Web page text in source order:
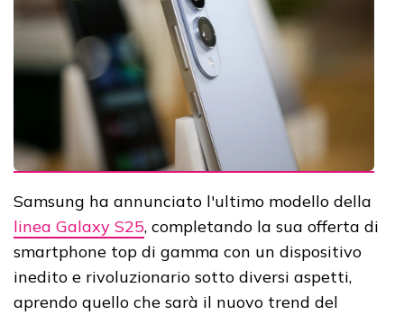
Samsung ha annunciato l'ultimo modello della
linea Galaxy S25, completando la sua offerta di
smartphone top di gamma con un dispositivo
inedito e rivoluzionario sotto diversi aspetti,
aprendo quello che sarà il nuovo trend del